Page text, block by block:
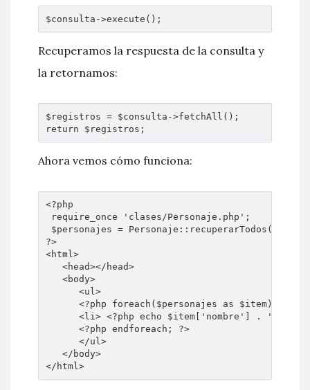
$consulta->execute();
Recuperamos la respuesta de la consulta y
la retornamos:
$registros = $consulta->fetchAll();
return $registros;
Ahora vemos cómo funciona:
<?php
require_once 'clases/Personaje.php';
$personajes = Personaje::recuperarTodos();
?>
<html>
   <head></head>
   <body>
      <ul>
      <?php foreach($personajes as $item): ?>
<li> <?php echo $item['nombre'] . ' - '
      <?php endforeach; ?>
      </ul>
   </body>
</html>